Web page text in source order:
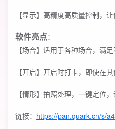
【显示】高精度高质量控制，
软件亮点：
【场合】适用于各种场合，满
【开启】开启时打卡，即使在
【情形】拍照处理，一键定位
链接： https://pan.quark.cn/s/